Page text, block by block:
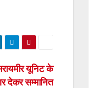
यूनिट के
देकर सम्मानित